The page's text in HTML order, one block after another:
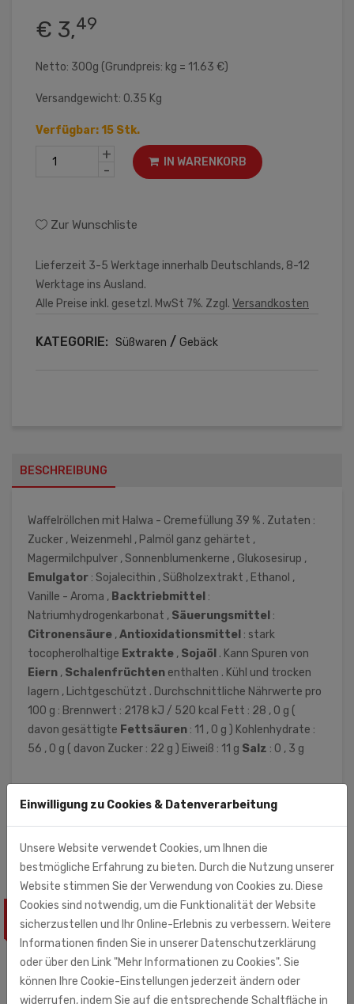
€ 3,49
Netto: 300g (Grundpreis: kg = 11.63 €)
Versandgewicht: 0.35 Kg
Verfügbar: 15 Stk.
+
-
IN WARENKORB
Zur Wunschliste
Lieferzeit 3-5 Werktage innerhalb Deutschlands, 8-12
Werktage ins Ausland.
Alle Preise inkl. gesetzl. MwSt 7%. Zzgl. Versandkosten
KATEGORIE: Süßwaren / Gebäck
BESCHREIBUNG
Waffelröllchen mit Halwa - Cremefüllung 39 % . Zutaten :
Zucker , Weizenmehl , Palmöl ganz gehärtet ,
Magermilchpulver , Sonnenblumenkerne , Glukosesirup ,
Emulgator : Sojalecithin , Süßholzextrakt , Ethanol ,
Vanille - Aroma , Backtriebmittel :
Natriumhydrogenkarbonat , Säuerungsmittel :
Citronensäure ,Antioxidationsmittel : stark
tocopherolhaltige Extrakte , Sojaöl . Kann Spuren von
Eiern , Schalenfrüchten enthalten . Kühl und trocken
lagern , Lichtgeschützt . Durchschnittliche Nährwerte pro
100 g : Brennwert : 2178 kJ / 520 kcal Fett : 28 , 0 g (
davon gesättigte Fettsäuren : 11 , 0 g ) Kohlenhydrate :
56 , 0 g ( davon Zucker : 22 g ) Eiweiß : 11 g Salz : 0 , 3 g
SLCO GmbH & Co.KG
ÄHNLICHE PRODUKTE
Einwilligung zu Cookies & Datenverarbeitung
Unsere Website verwendet Cookies, um Ihnen die
bestmögliche Erfahrung zu bieten. Durch die Nutzung unserer
Website stimmen Sie der Verwendung von Cookies zu. Diese
Cookies sind notwendig, um die Funktionalität der Website
sicherzustellen und Ihr Online-Erlebnis zu verbessern. Weitere
Informationen finden Sie in unserer Datenschutzerklärung
oder über den Link "Mehr Informationen zu Cookies". Sie
können Ihre Cookie-Einstellungen jederzeit ändern oder
widerrufen, indem Sie auf die entsprechende Schaltfläche in